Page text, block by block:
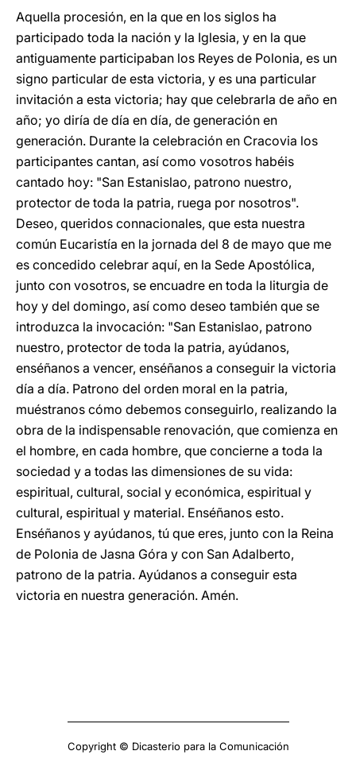
Aquella procesión, en la que en los siglos ha
participado toda la nación y la Iglesia, y en la que
antiguamente participaban los Reyes de Polonia, es un
signo particular de esta victoria, y es una particular
invitación a esta victoria; hay que celebrarla de año en
año; yo diría de día en día, de generación en
generación. Durante la celebración en Cracovia los
participantes cantan, así como vosotros habéis
cantado hoy: "San Estanislao, patrono nuestro,
protector de toda la patria, ruega por nosotros".
Deseo, queridos connacionales, que esta nuestra
común Eucaristía en la jornada del 8 de mayo que me
es concedido celebrar aquí, en la Sede Apostólica,
junto con vosotros, se encuadre en toda la liturgia de
hoy y del domingo, así como deseo también que se
introduzca la invocación: "San Estanislao, patrono
nuestro, protector de toda la patria, ayúdanos,
enséñanos a vencer, enséñanos a conseguir la victoria
día a día. Patrono del orden moral en la patria,
muéstranos cómo debemos conseguirlo, realizando la
obra de la indispensable renovación, que comienza en
el hombre, en cada hombre, que concierne a toda la
sociedad y a todas las dimensiones de su vida:
espiritual, cultural, social y económica, espiritual y
cultural, espiritual y material. Enséñanos esto.
Enséñanos y ayúdanos, tú que eres, junto con la Reina
de Polonia de Jasna Góra y con San Adalberto,
patrono de la patria. Ayúdanos a conseguir esta
victoria en nuestra generación. Amén.
Copyright © Dicasterio para la Comunicación